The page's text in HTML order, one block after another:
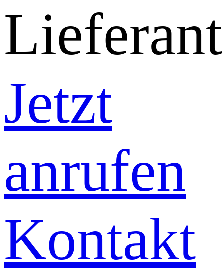
Lieferant
Jetzt
anrufen
Kontakt